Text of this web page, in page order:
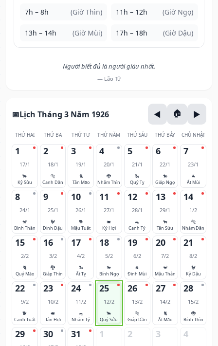
7h – 8h (Giờ Thìn) 11h – 12h (Giờ Ngọ)
13h – 14h (Giờ Mùi) 17h – 18h (Giờ Dậu)
Người biết đủ là người giàu nhất.
— Lão Tử
Lịch Tháng 3 Năm 1926
THỨ HAI THỨ BA THỨ TƯ THỨ NĂM THỨ SÁU THỨ BẢY CHỦ NHẬT
1
17/1
🐂
Kỷ Sửu
2
18/1
🐅
Canh Dần
3
19/1
🐈
Tân Mão
4
20/1
🐉
Nhâm Thìn
5
21/1
🐍
Quý Tỵ
6
22/1
🐎
Giáp Ngọ
7
23/1
🐐
Ất Mùi
8
24/1
🐒
Bính Thân
9
25/1
🐓
Đinh Dậu
10
26/1
🐕
Mậu Tuất
11
27/1
🐖
Kỷ Hợi
12
28/1
🐀
Canh Tý
13
29/1
🐂
Tân Sửu
14
1/2
🐅
Nhâm Dần
15
2/2
🐈
Quý Mão
16
3/2
🐉
Giáp Thìn
17
4/2
🐍
Ất Tỵ
18
5/2
🐎
Bính Ngọ
19
6/2
🐐
Đinh Mùi
20
7/2
🐒
Mậu Thân
21
8/2
🐓
Kỷ Dậu
22
9/2
🐕
Canh Tuất
23
10/2
🐖
Tân Hợi
24
11/2
🐀
Nhâm Tý
25
12/2
🐂
Quý Sửu
26
13/2
🐅
Giáp Dần
27
14/2
🐈
Ất Mão
28
15/2
🐉
Bính Thìn
29 30 31 1 2 3 4